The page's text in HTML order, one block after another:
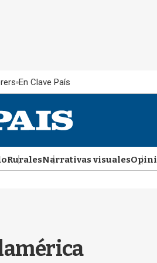
En Clave País
RuralesNarrativas visuales